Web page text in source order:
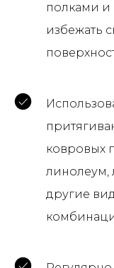
полками и
избежать
ковровых
линолеум,
другие